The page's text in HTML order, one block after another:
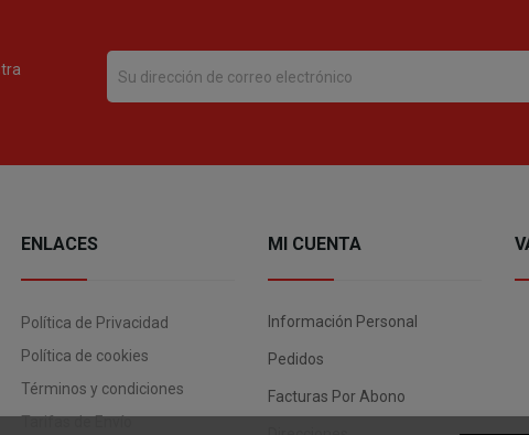
ENLACES
Política de Privacidad
Política de cookies
Términos y condiciones
Tarifas de Envío
MI CUENTA
Información Personal
Pedidos
Facturas Por Abono